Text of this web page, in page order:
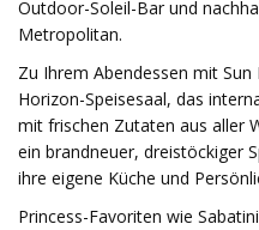
Outdoor-Soleil-Bar und
Metropolitan.
Zu Ihrem Abendessen mit
Horizon-Speisesaal, das
mit frischen Zutaten aus aller
ein brandneuer, dreistöckiger
ihre eigene Küche und
Princess-Favoriten wie